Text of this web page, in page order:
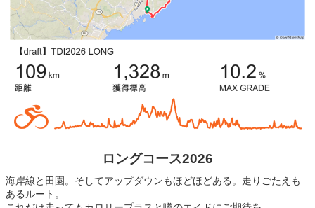
ロングコース2026
海岸線と田園。そしてアップダウンもほどほどある。走りごたえも
あるルート。